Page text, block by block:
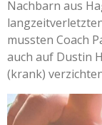
Nachbarn aus
mussten Coach
auch auf Dustin
(krank)